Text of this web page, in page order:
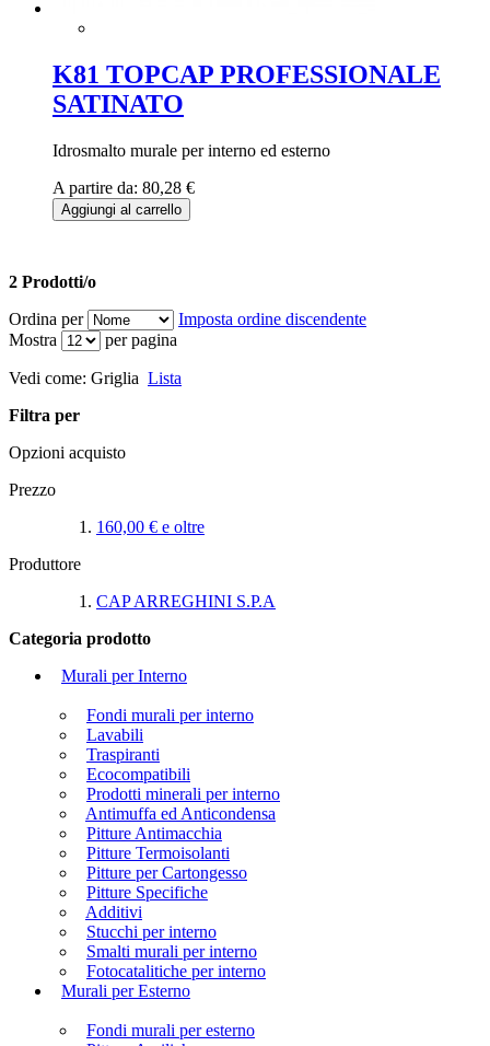
K81 TOPCAP PROFESSIONALE
SATINATO
Idrosmalto murale per interno ed esterno
A partire da: 80,28 €
Aggiungi al carrello
2 Prodotti/o
Ordina per
Imposta ordine discendente
Mostra
per pagina
Vedi come: Griglia Lista
Filtra per
Opzioni acquisto
Prezzo
160,00 € e oltre
Produttore
CAP ARREGHINI S.P.A
Categoria prodotto
Murali per Interno
Fondi murali per interno
Lavabili
Traspiranti
Ecocompatibili
Prodotti minerali per interno
Antimuffa ed Anticondensa
Pitture Antimacchia
Pitture Termoisolanti
Pitture per Cartongesso
Pitture Specifiche
Additivi
Stucchi per interno
Smalti murali per interno
Fotocatalitiche per interno
Murali per Esterno
Fondi murali per esterno